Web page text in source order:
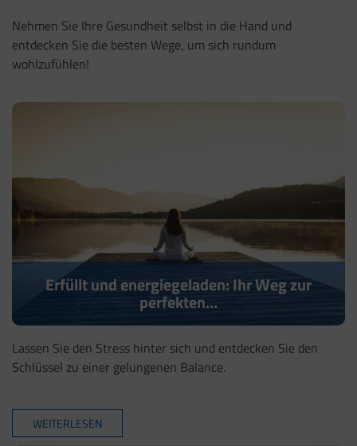
Nehmen Sie Ihre Gesundheit selbst in die Hand und
entdecken Sie die besten Wege, um sich rundum
wohlzufühlen!
Erfüllt und energiegeladen: Ihr Weg zur
perfekten...
Lassen Sie den Stress hinter sich und entdecken Sie den
Schlüssel zu einer gelungenen Balance.
WEITERLESEN